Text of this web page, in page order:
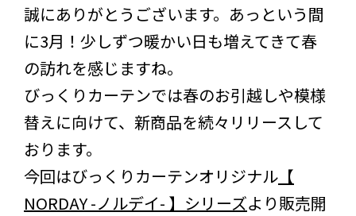
誠にありがとうございます。あっという間
に3月！少しずつ暖かい日も増えてきて春
の訪れを感じますね。
びっくりカーテンでは春のお引越しや模様
替えに向けて、新商品を続々リリースして
おります。
今回はびっくりカーテンオリジナル 【
NORDAY -ノルデイ- 】シリーズより販売開